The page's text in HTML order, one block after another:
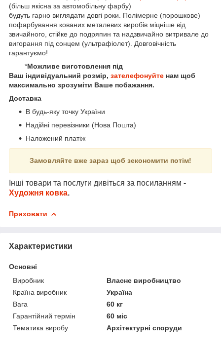
(більш якісна за автомобільну фарбу)
будуть гарно виглядати довгі роки. Полімерне (порошкове)
пофарбування кованих металевих виробів міцніше від
звичайного, стійке до подряпин та надзвичайно витривале до
вигорання під сонцем (ультрафіолет). Довговічність
гарантуємо!
*Можливе виготовлення під
Ваш індивідуальний розмір, зателефонуйте нам щоб
максимально зрозуміти Ваше побажання.
Доставка
В будь-яку точку України
Надійні перевізники (Нова Пошта)
Наложений платіж
Замовляйте вже зараз щоб зекономити потім!
Інші товари та послуги дивіться за посиланням -
Художня ковка.
Приховати
Характеристики
Основні
Виробник
Власне виробництво
Країна виробник
Україна
Вага
60 кг
Гарантійний термін
60 міс
Тематика виробу
Архітектурні споруди